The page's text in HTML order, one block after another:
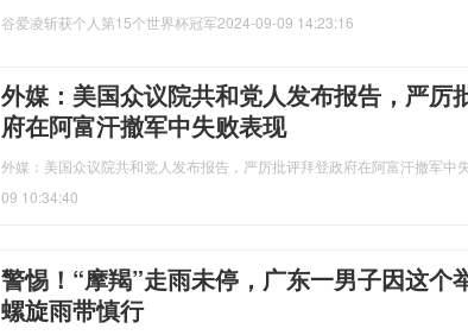
谷爱凌斩获个人第15个世界杯冠军2024-09-09 14:23:16
外媒：美国众议院共和党人发布报告，严厉
府在阿富汗撤军中失败表现
外媒：美国众议院共和党人发布报告，严厉批评拜登政府在阿富汗撤军中
09 10:34:40
警惕！“摩羯”走雨未停，广东一男子因这个
螺旋雨带慎行